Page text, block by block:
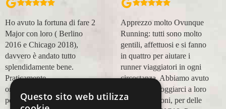
Apprezzo molto Ovunque
Running: tutti sono molto
gentili, affettuosi e si fanno
in quattro per aiutare i
runner viaggiatori in ogni
circostanza. Abbiamo avuto
modo di appoggiarci a loro
in più occasioni, per delle
Organizzazione perfetta,
accompagnatori super
(Massimo e Anna). Prima
esperienza con voi molto
positiva! Alla prossima e
grazie!
Lara Buranti
Questo sito web utilizza